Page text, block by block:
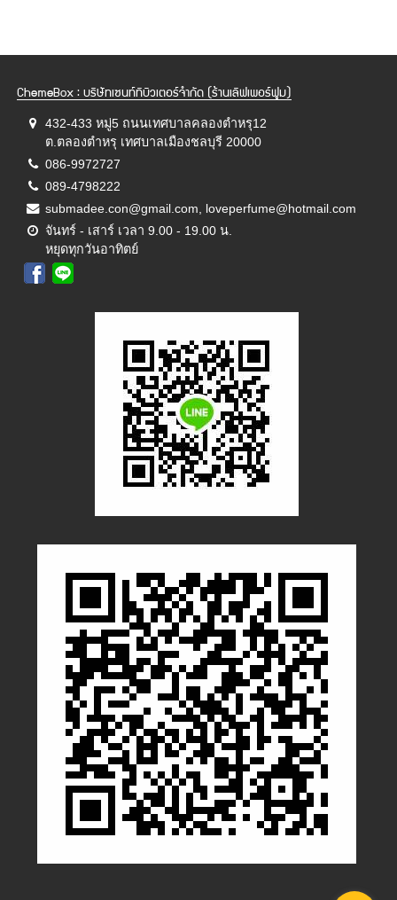
ChemeBox : บริษัทเซนท์ทิบิวเตอร์จำกัด (ร้านเลิฟเพอร์ฟูม)
432-433 หมู่5 ถนนเทศบาลคลองตำหรุ12
ต.ตลองตำหรุ เทศบาลเมืองชลบุรี 20000
086-9972727
089-4798222
submadee.con@gmail.com, loveperfume@hotmail.com
จันทร์ - เสาร์ เวลา 9.00 - 19.00 น.
หยุดทุกวันอาทิตย์